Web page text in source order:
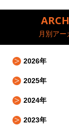
月別アー
2026年
2025年
2024年
2023年